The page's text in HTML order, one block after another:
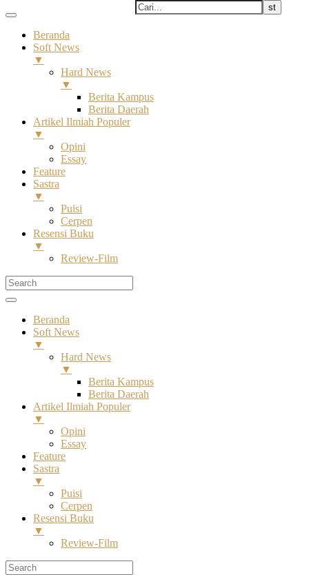
Beranda
Soft News
▼
Hard News
▼
Berita Kampus
Berita Daerah
Artikel Ilmiah Populer
▼
Opini
Essay
Feature
Sastra
▼
Puisi
Cerpen
Resensi Buku
▼
Review-Film
Beranda
Soft News
▼
Hard News
▼
Berita Kampus
Berita Daerah
Artikel Ilmiah Populer
▼
Opini
Essay
Feature
Sastra
▼
Puisi
Cerpen
Resensi Buku
▼
Review-Film